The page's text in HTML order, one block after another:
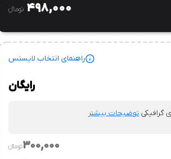
498,000 تومان‫ء‬
راهنمای انتخاب لایسنس
رایگان
گرافیکی توضیحات بیشتر
300,000تومان‫ء‬‫